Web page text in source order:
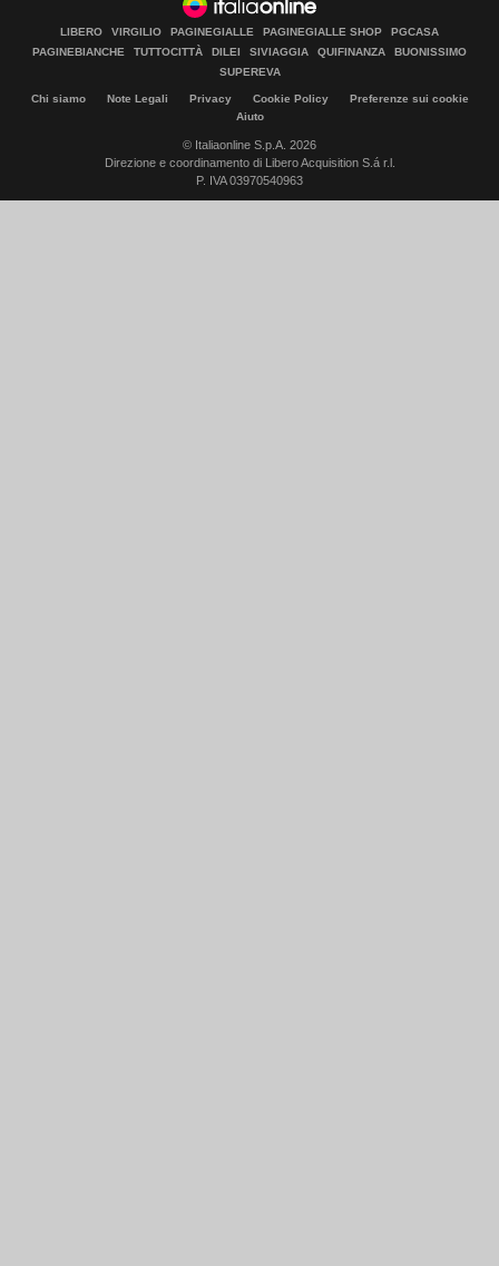
LIBERO VIRGILIO PAGINEGIALLE PAGINEGIALLE SHOP
PGCASA
PAGINEBIANCHE
TUTTOCITTÀ DILEI SIVIAGGIA QUIFINANZA
BUONISSIMO
SUPEREVA
Chi siamo Note Legali Privacy Cookie Policy
Preferenze sui cookie
Aiuto
© Italiaonline S.p.A. 2026
Direzione e coordinamento di Libero Acquisition S.á r.l.
P. IVA 03970540963